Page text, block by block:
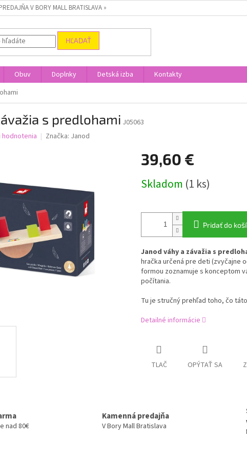
V BORY MALL BRATISLAVA »
HĽADAŤ
Obuv Doplnky Detská izba
Kontakty
s predlohami J05063
Značka: Janod
39,60 €
cena:
Skladom (1 ks)
Pridať do
Janod váhy a závažia s
hračka určená pre deti (zvyčajne
formou zoznamuje s konceptom
počítania.
Tu je stručný prehľad toho, čo
Detailné informácie
TLAČ OPÝTAŤ SA
nad 80€
Kamenná predajňa
V Bory Mall Bratislava